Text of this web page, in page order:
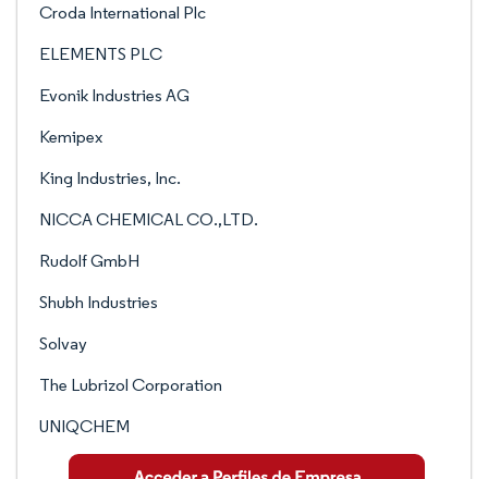
Croda International Plc
ELEMENTS PLC
Evonik Industries AG
Kemipex
King Industries, Inc.
NICCA CHEMICAL CO.,LTD.
Rudolf GmbH
Shubh Industries
Solvay
The Lubrizol Corporation
UNIQCHEM